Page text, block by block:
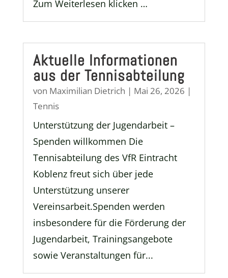
Zum Weiterlesen klicken …
Aktuelle Informationen
aus der Tennisabteilung
von Maximilian Dietrich | Mai 26, 2026 |
Tennis
Unterstützung der Jugendarbeit –
Spenden willkommen Die
Tennisabteilung des VfR Eintracht
Koblenz freut sich über jede
Unterstützung unserer
Vereinsarbeit.Spenden werden
insbesondere für die Förderung der
Jugendarbeit, Trainingsangebote
sowie Veranstaltungen für...